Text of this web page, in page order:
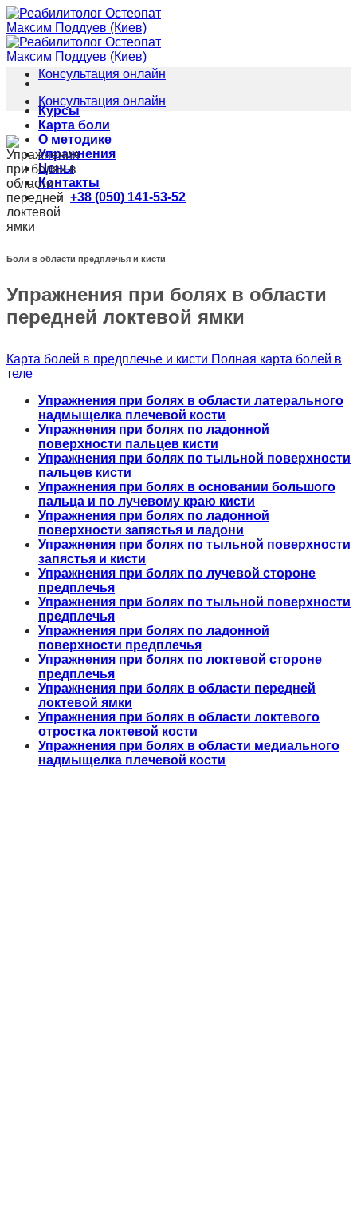
Skip
to
content
Курсы
Карта боли
О методике
Упражнения
Цены
Контакты
+38 (050) 141-53-52
Консультация онлайн
Консультация онлайн
Боли в области предплечья и кисти
Упражнения при болях в области
передней локтевой ямки
Карта болей в предплечье и кисти Полная карта болей в
теле
Упражнения при болях в области латерального
надмыщелка плечевой кости
Упражнения при болях по ладонной
поверхности пальцев кисти
Упражнения при болях по тыльной поверхности
пальцев кисти
Упражнения при болях в основании большого
пальца и по лучевому краю кисти
Упражнения при болях по ладонной
поверхности запястья и ладони
Упражнения при болях по тыльной поверхности
запястья и кисти
Упражнения при болях по лучевой стороне
предплечья
Упражнения при болях по тыльной поверхности
предплечья
Упражнения при болях по ладонной
поверхности предплечья
Упражнения при болях по локтевой стороне
предплечья
Упражнения при болях в области передней
локтевой ямки
Упражнения при болях в области локтевого
отростка локтевой кости
Упражнения при болях в области медиального
надмыщелка плечевой кости